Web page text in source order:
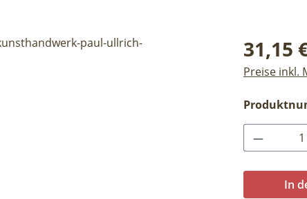
Regulärer
31,15
Preise inkl.
In